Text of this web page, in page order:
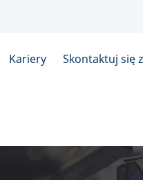
Kariery Skontaktuj się